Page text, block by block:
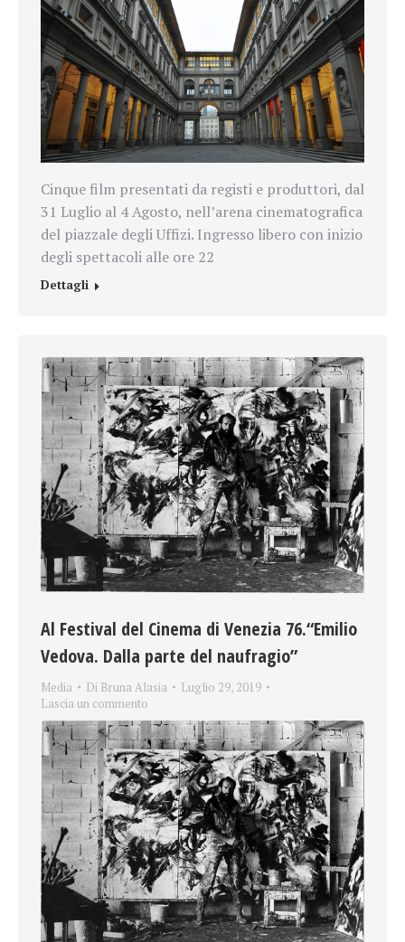
Cinque film presentati da registi e produttori, dal
31 Luglio al 4 Agosto, nell’arena cinematografica
del piazzale degli Uffizi. Ingresso libero con inizio
degli spettacoli alle ore 22
Dettagli
Al Festival del Cinema di Venezia 76.“Emilio
Vedova. Dalla parte del naufragio”
Media Di Bruna Alasia
Luglio 29, 2019
Lascia un commento